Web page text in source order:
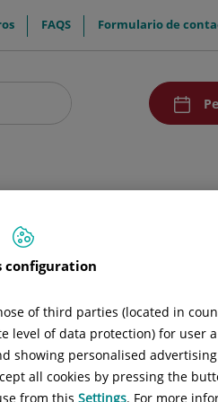
FAQS Formulario de
nacido
momento muy ilusionante para
una serie de dudas
configuration
of third parties (located in
level of data protection) for user
showing personalised
all cookies by pressing the
from this Settings. For more